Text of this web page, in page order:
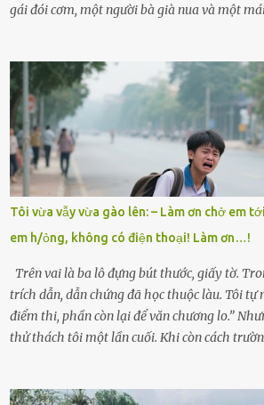
gái đói cơm, một người bà già nua và một
có tin tức. Mọi gánh nặng đổ dồn lên đôi vai
cụ Nguyễn Thị Đào – và cậu con trai cả là
Trí là học sinh giỏi toàn huyện, học lớp 12
làm thuê, biết đi cày thuê từ 4h sáng rồi lại
trong làng thương lắm, bảo: “Thằng Trí học
nên ông này bà nọ đó!” Trí có ba cô em gái:
cái tên mẹ đặt lúc còn sống, mong tụi nhỏ
giữa mùa đông. Nhưng hoa có đẹp mấy cũng
thì chỉ toàn đất sỏi đá và khốn khó. Năm đó,
Khoa Hà...
Tôi vừa vẫy vừa gào lên: – Làm ơn chở em
em h/ỏng, không có điện thoại! Làm ơn…!
Trên vai là ba lô đựng bút thước, giấy tờ.
trích dẫn, dẫn chứng đã học thuộc làu. Tôi tự
điểm thi, phần còn lại để văn chương lo.”
thử thách tôi một lần cuối. Khi còn cách
sực nhớ – điện thoại đang sạc, sáng nay quên